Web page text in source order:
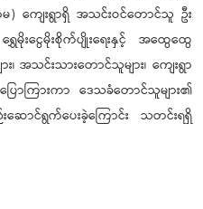
ကျေးရွာရှိ အသင်းဝင်တောင်သူ ဦး
မိုးငွေမိုးစိုက်ပျိုးရေးနှင့် အထွေထွေ
အသင်းသားတောင်သူများ၊ ကျေးရွာ
ောကြားကာ ဒေသခံတောင်သူများ၏
ဆောင်ရွက်ပေးခဲ့ကြောင်း သတင်းရရှိ